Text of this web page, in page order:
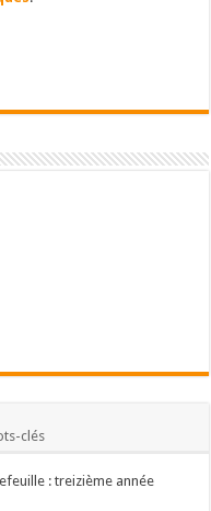
clés
: treizième année